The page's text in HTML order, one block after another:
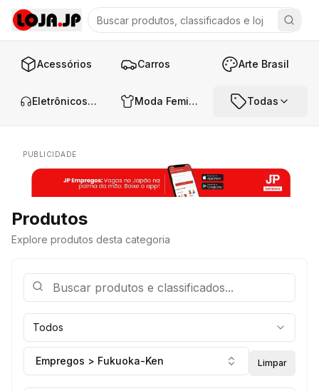
Acessórios Carros Arte Brasil
Eletrônicos e Áudio Moda Feminina Todas
PUBLICIDADE
Produtos
Explore produtos desta categoria
Todos
Empregos > Fukuoka-Ken Limpar